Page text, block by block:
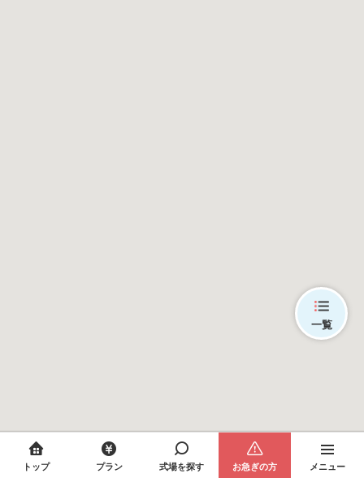
一覧
トップ プラン 式場を探す お急ぎの方 メニュー